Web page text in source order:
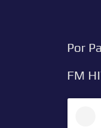
Por
FM